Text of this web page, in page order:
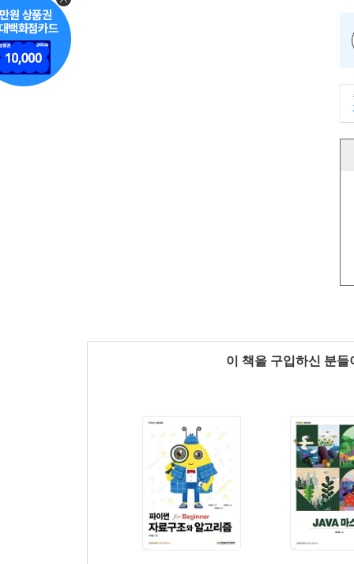
이 책을 구입하신 분